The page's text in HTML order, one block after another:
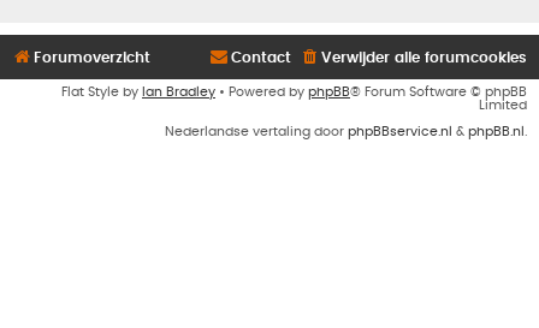
Forumoverzicht Verwijder alle forumcookies
Contact
Flat Style by Ian Bradley • Powered by phpBB® Forum Software © phpBB
Limited
Nederlandse vertaling door phpBBservice.nl & phpBB.nl .